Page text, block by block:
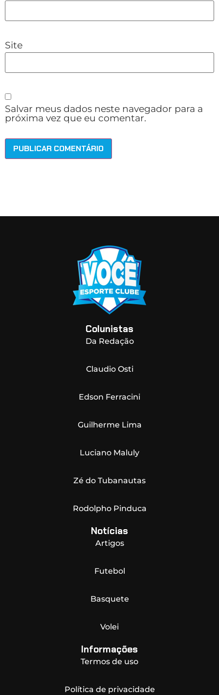
Site
Salvar meus dados neste navegador para a
próxima vez que eu comentar.
Colunistas
Da Redação
Claudio Osti
Edson Ferracini
Guilherme Lima
Luciano Maluly
Zé do Tubanautas
Rodolpho Pinduca
Notícias
Artigos
Futebol
Basquete
Volei
Informações
Termos de uso
Política de privacidade